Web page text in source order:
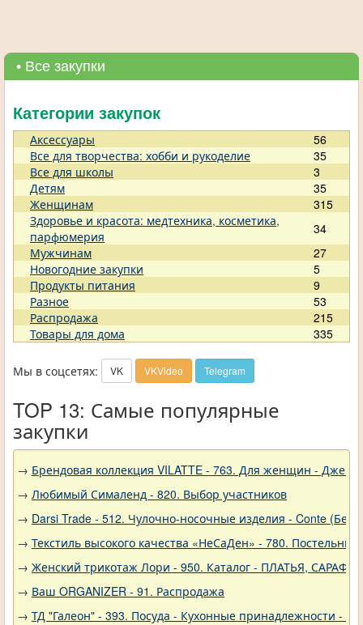
• Все закупки
Категории закупок
Аксессуары
56
Все для творчества: хобби и рукоделие
35
Все для школы
3
Детям
35
Женщинам
315
Здоровье и красота: медтехника, косметика,
парфюмерия
34
Мужчинам
27
Новогодние закупки
5
Продукты питания
9
Разное
53
Распродажа
215
Товары для дома
335
Мы в соцсетях: VK VKVideo Telegram
TOP 13: Самые популярные
закупки
→ Брендовая коллекция VILATTE - 763. Для женщин -
→ Любимый Сималенд - 820. Выбор участников
→ Darsi Trade - 512. Чулочно-носочные изделия - Conte
→ Текстиль высокого качества «НеСаДен» - 780.
→ Женский трикотаж Лори - 950. Каталог - ПЛАТЬЯ,
→ Ваш ORGANIZER - 91. Распродажа
→ ТД "Галеон" - 393. Посуда - Кухонные принадлежности -